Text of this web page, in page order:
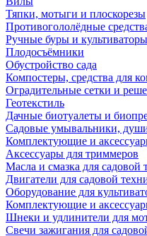
Тяпки, мотыги и плоскорезы
Противогололёдные
Ручные буры и культиваторы
Плодосъёмники
Обустройство сада
Компостеры, средства для
Оградительные сетки и
Геотекстиль
Дачные биотуалеты и
Садовые умывальники,
Комплектующие и
Аксессуары для триммеров
Масла и смазка для садовой
Двигатели для садовой
Оборудование для
Комплектующие и
Шнеки и удлинители для
Свечи зажигания для